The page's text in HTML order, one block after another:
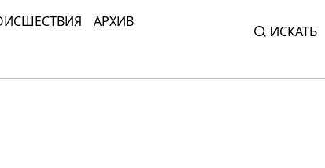
АРХИВ
ИСКАТЬ